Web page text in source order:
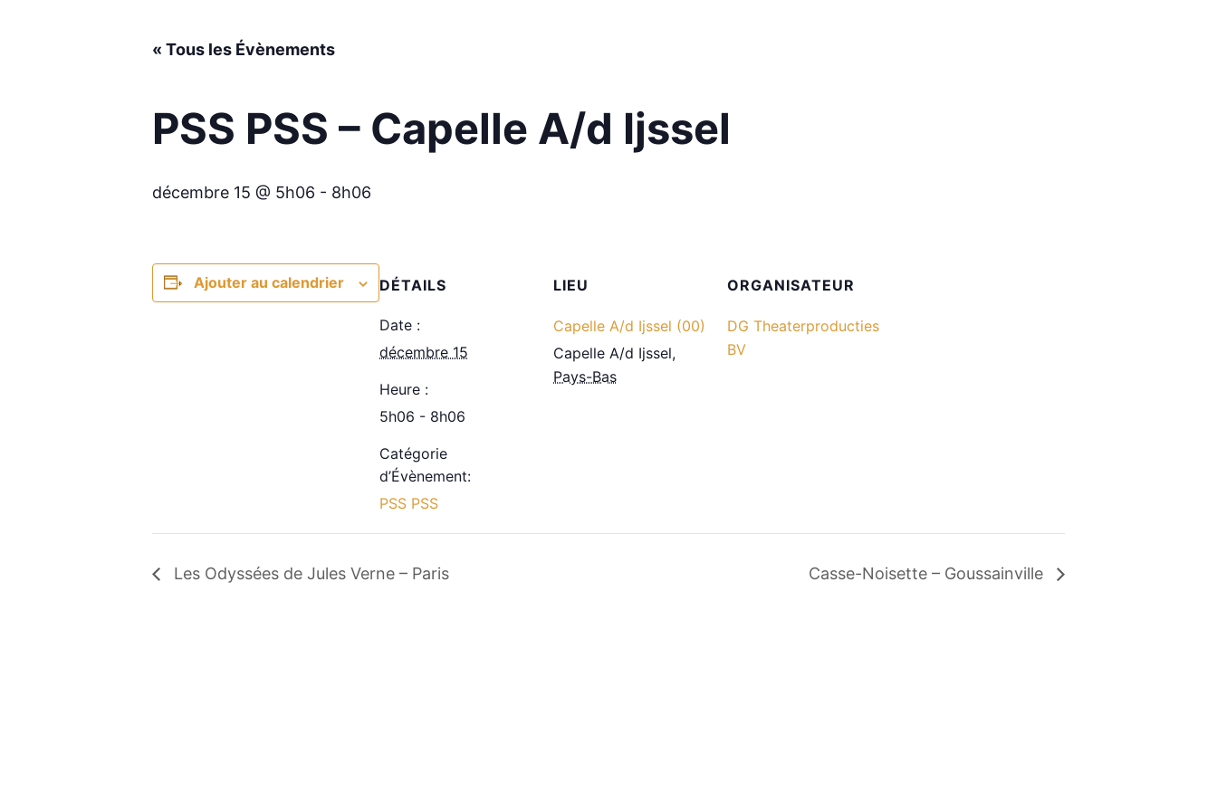
« Tous les Évènements
PSS PSS – Capelle A/d Ijssel
décembre 15 @ 5h06 - 8h06
Ajouter au calendrier DÉTAILS
Date :
décembre 15
Heure :
5h06 - 8h06
Catégorie
d’Évènement:
PSS PSS
LIEU
Capelle A/d Ijssel (00)
Capelle A/d Ijssel,
Pays-Bas
ORGANISATEUR
DG Theaterproducties
BV
Les Odyssées de Jules Verne – Paris Casse-Noisette – Goussainville